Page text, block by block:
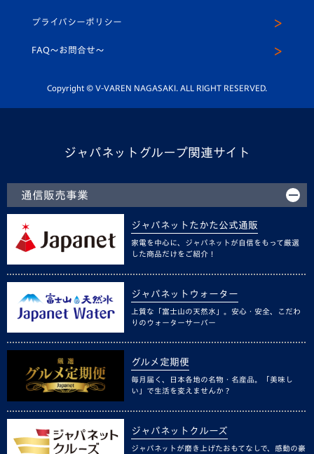
平和祈念活動
ホームタウン活動
スクール
公式LINE＠
プライバシーポリシー
FAQ〜お問合せ〜
Copyright © V-VAREN NAGASAKI. ALL RIGHT RESERVED.
ジャパネットグループ関連サイト
通信販売事業
ジャパネットたかた公式通販
家電を中心に、ジャパネットが自信をもって厳選
した商品だけをご紹介！
ジャパネットウォーター
上質な「富士山の天然水」。安心・安全、こだわ
りのウォーターサーバー
グルメ定期便
毎月届く、日本各地の名物・名産品。「美味し
い」で生活を変えませんか？
ジャパネットクルーズ
ジャパネットが磨き上げたおもてなしで、感動の豪